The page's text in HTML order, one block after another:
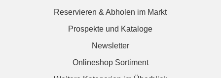
Reservieren & Abholen im Markt
Prospekte und Kataloge
Newsletter
Onlineshop Sortiment